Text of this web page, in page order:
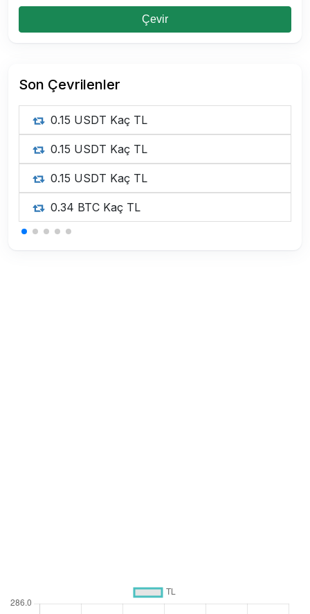
Çevir
Son Çevrilenler
0.15 USDT Kaç TL
0.15 USDT Kaç TL
0.15 USDT Kaç TL
0.34 BTC Kaç TL